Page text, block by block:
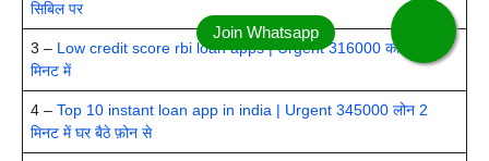
सिबिल पर
3 – Low credit score rbi loan apps | Urgent 316000 का लोन 5
मिनट में
4 – Top 10 instant loan app in india | Urgent 345000 लोन 2
मिनट में घर बैठे फ़ोन से